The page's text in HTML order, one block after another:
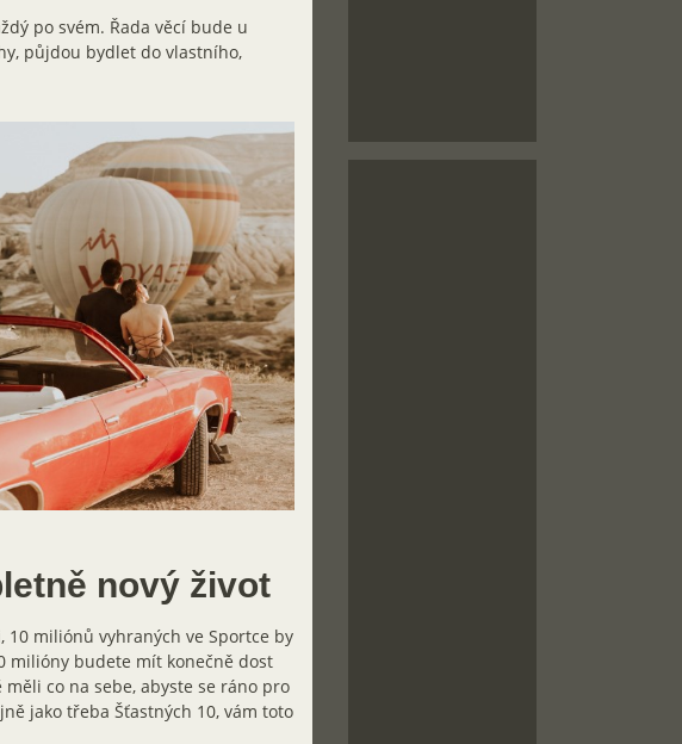
po svém. Řada věcí bude u
půjdou bydlet do vlastního,
nový život
10 miliónů vyhraných ve Sportce by
milióny budete mít konečně dost
co na sebe, abyste se ráno pro
jako třeba Šťastných 10, vám toto